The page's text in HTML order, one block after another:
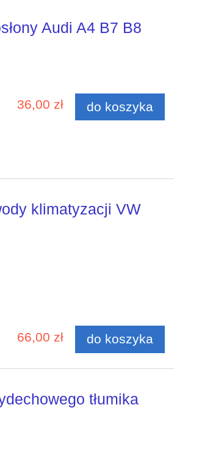
Audi A4 B7 B8
36,00 zł do koszyka
klimatyzacji VW
66,00 zł do koszyka
tłumika